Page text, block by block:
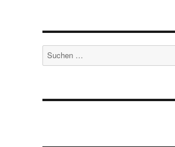
Suchen
nach: